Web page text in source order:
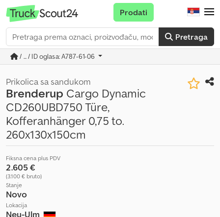
Pretraga
Prodati
/ ... / ID oglasa: A787-61-06
Prikolica sa sandukom
Brenderup Cargo Dynamic
CD260UBD750 Türe,
Kofferanhänger 0,75 to.
260x130x150cm
Fiksna cena plus PDV
2.605 €
(3.100 € bruto)
Stanje
Novo
Lokacija
Neu-Ulm